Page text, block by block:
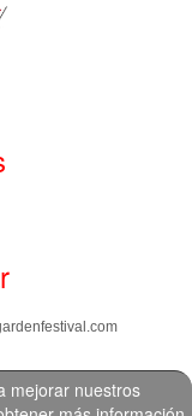
mejorar nuestros